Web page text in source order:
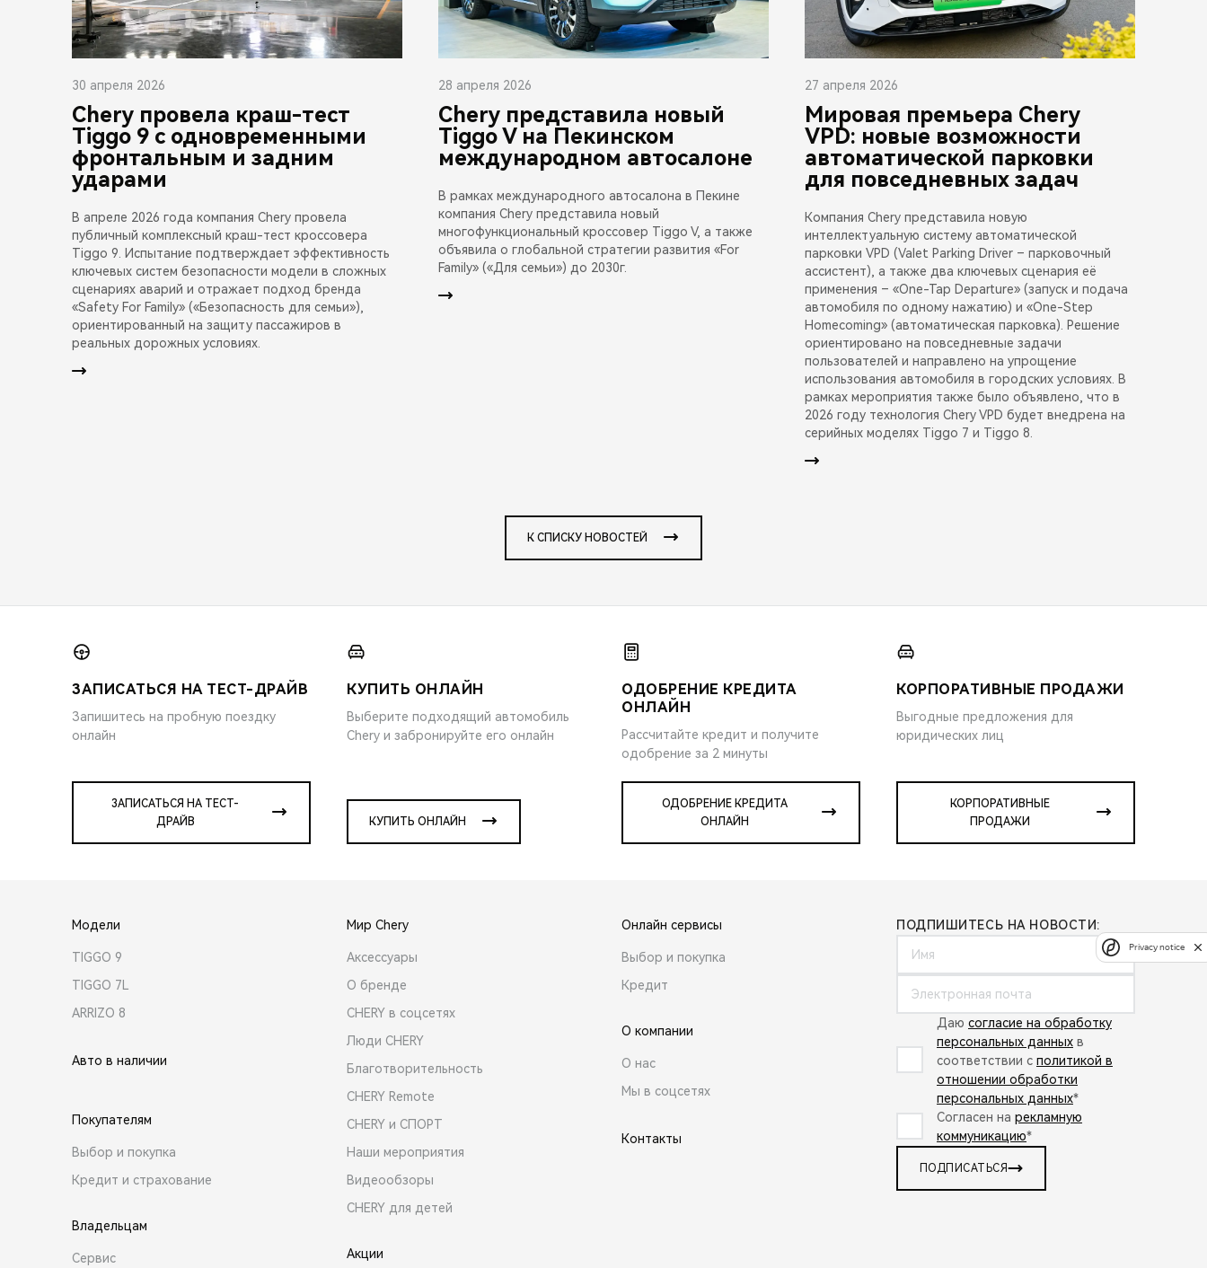
30 апреля 2026
Chery провела краш-тест
Tiggo 9 с одновременными
фронтальным и задним
ударами
В апреле 2026 года компания Chery провела
публичный комплексный краш-тест кроссовера
Tiggo 9. Испытание подтверждает эффективность
ключевых систем безопасности модели в сложных
сценариях аварий и отражает подход бренда
«Safety For Family» («Безопасность для семьи»),
ориентированный на защиту пассажиров в
реальных дорожных условиях.
28 апреля 2026
Chery представила новый
Tiggo V на Пекинском
международном автосалоне
В рамках международного автосалона в Пекине
компания Chery представила новый
многофункциональный кроссовер Tiggo V, а также
объявила о глобальной стратегии развития «For
Family» («Для семьи») до 2030г.
27 апреля 2026
Мировая премьера Chery
VPD: новые возможности
автоматической парковки
для повседневных задач
Компания Chery представила новую
интеллектуальную систему автоматической
парковки VPD (Valet Parking Driver – парковочный
ассистент), а также два ключевых сценария её
применения – «One-Tap Departure» (запуск и подача
автомобиля по одному нажатию) и «One-Step
Homecoming» (автоматическая парковка). Решение
ориентировано на повседневные задачи
пользователей и направлено на упрощение
использования автомобиля в городских условиях. В
рамках мероприятия также было объявлено, что в
2026 году технология Chery VPD будет внедрена на
серийных моделях Tiggo 7 и Tiggo 8.
К СПИСКУ НОВОСТЕЙ
ЗАПИСАТЬСЯ НА ТЕСТ-ДРАЙВ
Запишитесь на пробную поездку
онлайн
ЗАПИСАТЬСЯ НА ТЕСТ-
ДРАЙВ
КУПИТЬ ОНЛАЙН
Выберите подходящий автомобиль
Chery и забронируйте его онлайн
КУПИТЬ ОНЛАЙН
ОДОБРЕНИЕ КРЕДИТА
ОНЛАЙН
Рассчитайте кредит и получите
одобрение за 2 минуты
ОДОБРЕНИЕ КРЕДИТА
ОНЛАЙН
КОРПОРАТИВНЫЕ ПРОДАЖИ
Выгодные предложения для
юридических лиц
КОРПОРАТИВНЫЕ
ПРОДАЖИ
Модели
TIGGO 9
TIGGO 7L
ARRIZO 8
Авто в наличии
Покупателям
Выбор и покупка
Кредит и страхование
Владельцам
Сервис
Мир Chery
Аксессуары
О бренде
CHERY в соцсетях
Люди CHERY
Благотворительность
CHERY Remote
CHERY и СПОРТ
Наши мероприятия
Видеообзоры
CHERY для детей
Акции
Онлайн сервисы
Выбор и покупка
Кредит
О компании
О нас
Мы в соцсетях
Контакты
ПОДПИШИТЕСЬ НА НОВОСТИ:
Даю согласие на обработку
персональных данных в
соответствии с политикой в
отношении обработки
персональных данных*
Согласен на рекламную
коммуникацию*
ПОДПИСАТЬСЯ
Privacy notice